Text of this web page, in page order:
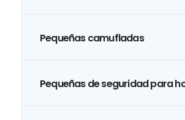
Pequeñas camufladas
Pequeñas de seguridad para